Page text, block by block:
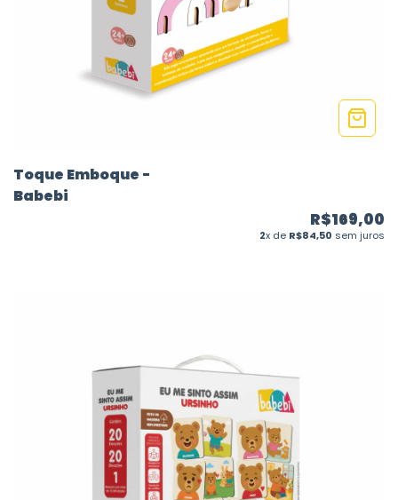
Toque Emboque -
Babebi
R$169,00
2x de R$84,50 sem juros